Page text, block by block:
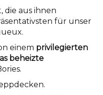
aus ihnen
für unser
einem privilegierten
beheizte